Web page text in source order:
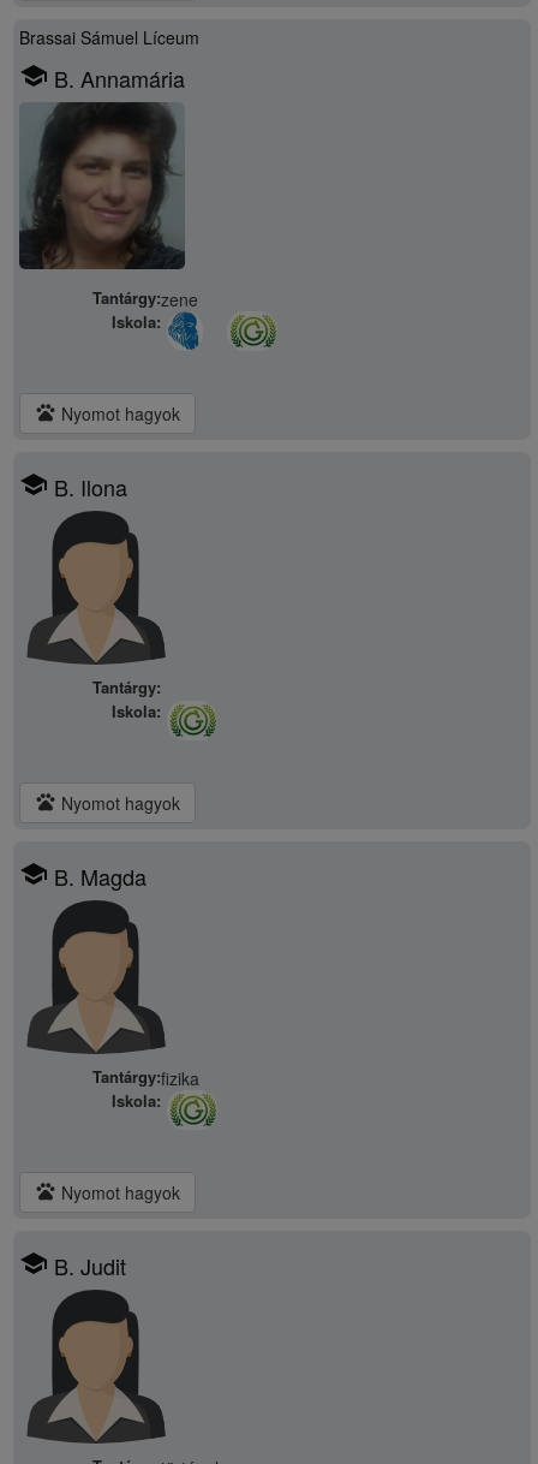
Brassai Sámuel Líceum
school B. Annamária
Tantárgy:zene
Iskola:
pets Nyomot hagyok
school B. Ilona
Tantárgy:
Iskola:
pets Nyomot hagyok
school B. Magda
Tantárgy:fizika
Iskola:
pets Nyomot hagyok
school B. Judit